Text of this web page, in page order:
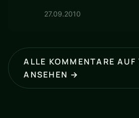
27.09.2010
ALLE KOMMENTARE AUF
ANSEHEN →